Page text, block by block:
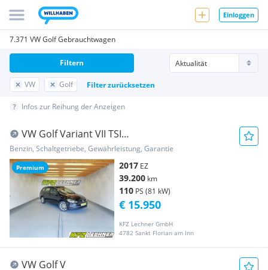
Einloggen
7.371 VW Golf Gebrauchtwagen
VW Golf Filter zurücksetzen
Filtern
Infos zur Reihung der Anzeigen
Premium
VW Golf Variant VII TSI
"LED*PANO*SITZH*NAVI"
Benzin, Schaltgetriebe, Gewährleistung, Garantie
2017 EZ
39.200 km
110 PS (81 kW)
KFZ Lechner GmbH
4782 Sankt Florian am Inn
€ 15.950
VW Golf V